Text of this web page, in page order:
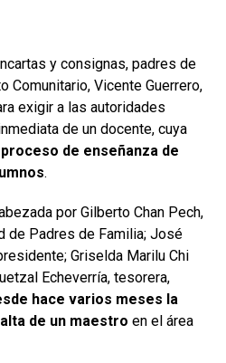
y consignas, padres de
Comunitario, Vicente Guerrero,
exigir a las autoridades
de un docente, cuya
de enseñanza de
.
por Gilberto Chan Pech,
de Padres de Familia; José
Griselda Marilu Chi
Echeverría, tesorera,
hace varios meses la
de un maestro en el área